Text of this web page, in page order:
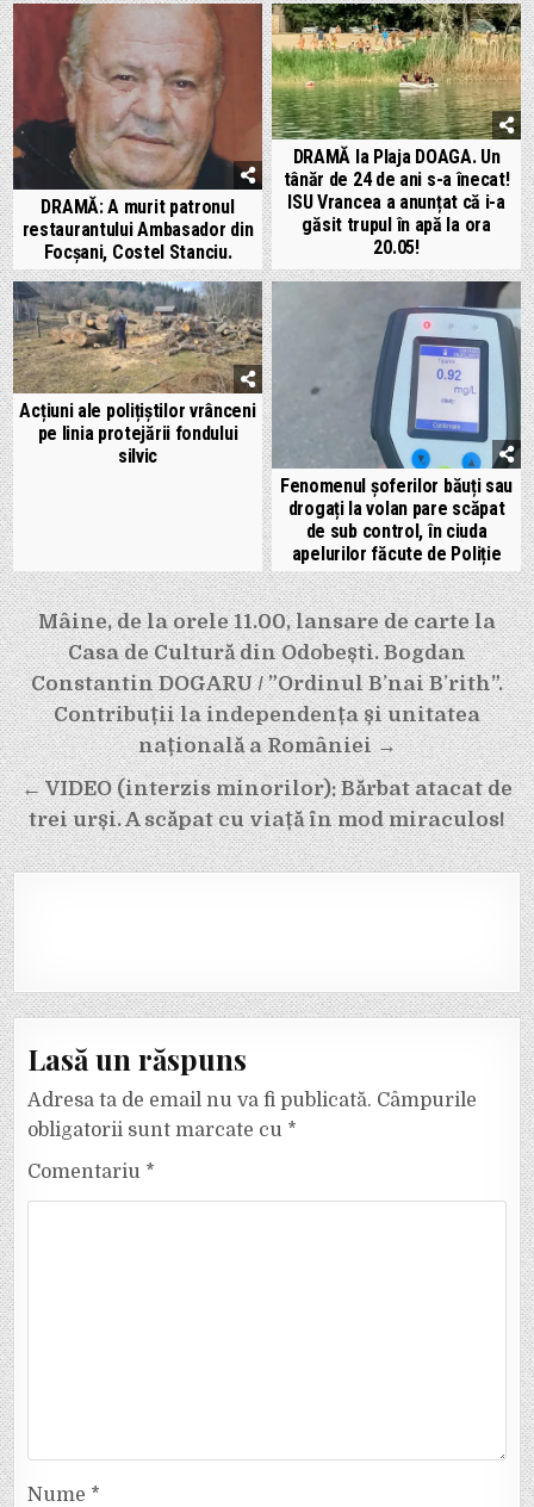
DRAMĂ: A murit patronul
restaurantului Ambasador din
Focșani, Costel Stanciu.
DRAMĂ la Plaja DOAGA. Un
tânăr de 24 de ani s-a înecat!
ISU Vrancea a anunțat că i-a
găsit trupul în apă la ora
20.05!
Acțiuni ale polițiștilor vrânceni
pe linia protejării fondului
silvic
Fenomenul șoferilor băuți sau
drogați la volan pare scăpat
de sub control, în ciuda
apelurilor făcute de Poliție
Navigare
în
articole
Mâine, de la orele 11.00, lansare de carte la
Casa de Cultură din Odobești. Bogdan
Constantin DOGARU / ”Ordinul Bʼnai Bʼrith”.
Contribuții la independența și unitatea
națională a României →
← VIDEO (interzis minorilor): Bărbat atacat de
trei urși. A scăpat cu viață în mod miraculos!
Lasă un răspuns
Adresa ta de email nu va fi publicată. Câmpurile
obligatorii sunt marcate cu *
Comentariu *
Nume *